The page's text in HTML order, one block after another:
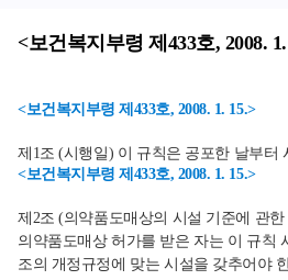
<보건복지부령 제433호, 2008.
<보건복지부령 제433호, 2008. 1. 15.>
제1조 (시행일) 이 규칙은 공포한 날부터
<보건복지부령 제433호, 2008. 1. 15.>
제2조 (의약품도매상의 시설 기준에 관한
의약품도매상 허가를 받은 자는 이 규칙
조의 개정규정에 맞는 시설을 갖추어야